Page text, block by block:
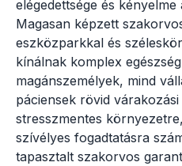
elégedettsége és
Magasan képzett
eszközparkkal és
kínálnak komplex
magánszemélyek, mind
páciensek rövid
stresszmentes
szívélyes fogadtatásra
tapasztalt szakorvos